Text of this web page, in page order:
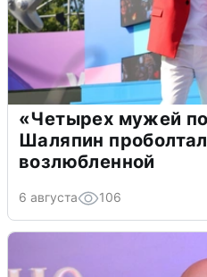
«Четырех мужей
Шаляпин
возлюбленной
6 августа 106